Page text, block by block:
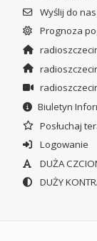
Wyślij do
Prognoza
Biuletyn
Posłuchaj
Logowanie
DUŻA
DUŻY